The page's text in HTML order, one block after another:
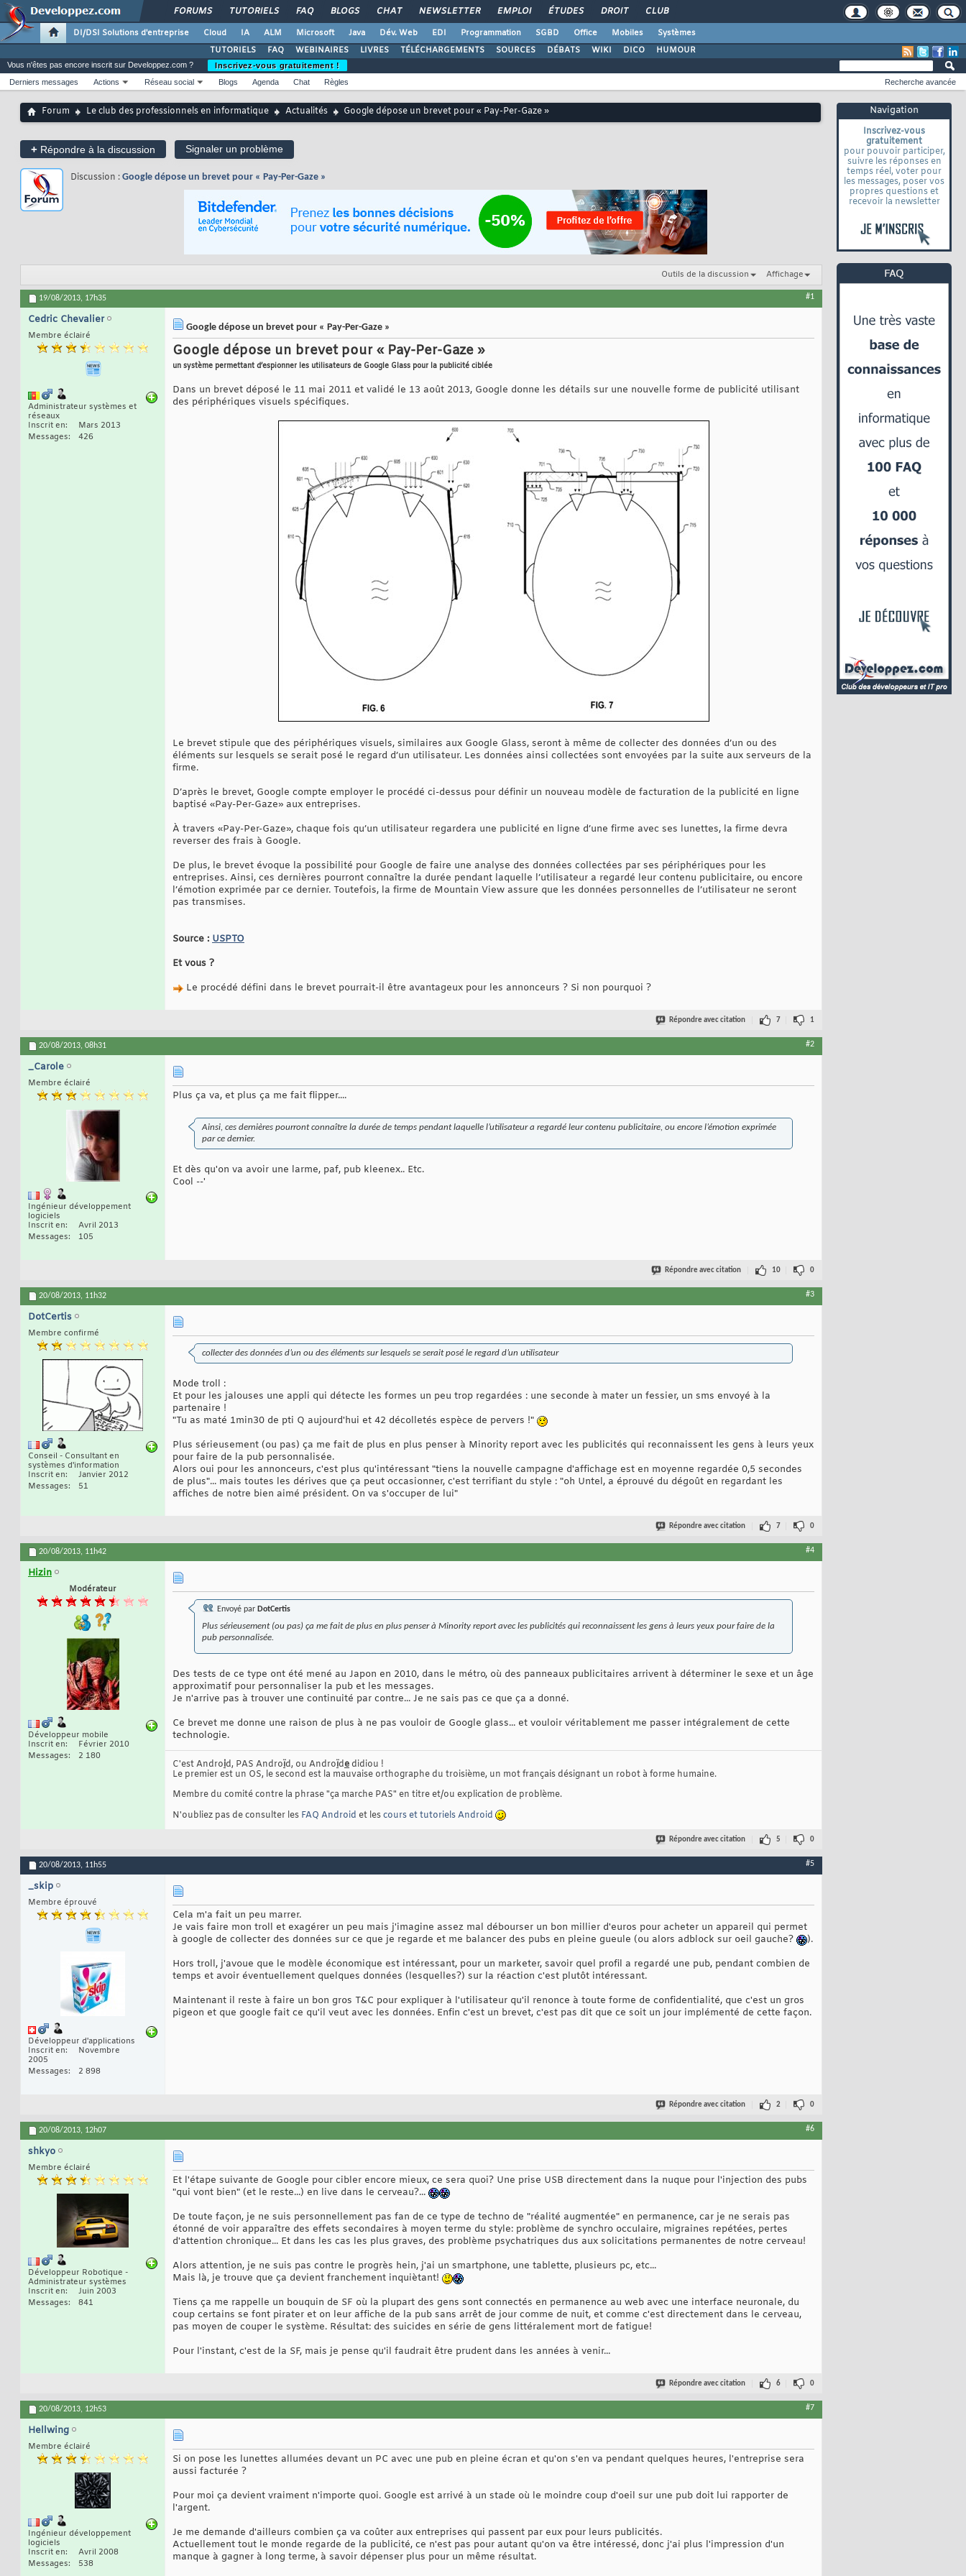
FORUMS TUTORIELS FAQ BLOGS CHAT NEWSLETTER EMPLOI ÉTUDES DROIT CLUB
DI/DSI Solutions d'entreprise Cloud IA ALM Microsoft Java Dév. Web EDI Programmation SGBD Office Mobiles
Systèmes
TUTORIELS
FAQ WEBINAIRES LIVRES TÉLÉCHARGEMENTS SOURCES DÉBATS WIKI DICO HUMOUR
Navigation
Inscrivez-vous
gratuitement
pour pouvoir participer,
suivre les réponses en
temps réel, voter pour
les messages, poser vos
propres questions et
recevoir la newsletter
Vous n'êtes pas encore inscrit sur Developpez.com ?
Inscrivez-vous gratuitement !
Derniers messages
Actions Réseau social Blogs Agenda Chat Règles Recherche avancée
Forum Le club des professionnels en informatique Actualités Google dépose un brevet pour « Pay-Per-Gaze »
+ Répondre à la discussion Signaler un problème
Discussion : Google dépose un brevet pour « Pay-Per-Gaze »
Outils de la discussion Affichage
19/08/2013, 17h35 #1
Cedric Chevalier
Membre éclairé
Administrateur systèmes et
réseaux
Inscrit en
Mars 2013
Messages
426
Google dépose un brevet pour « Pay-Per-Gaze »
Google dépose un brevet pour « Pay-Per-Gaze »
un système permettant d’espionner les utilisateurs de Google Glass pour la publicité ciblée
Dans un brevet déposé le 11 mai 2011 et validé le 13 août 2013, Google donne les détails sur une nouvelle forme de publicité utilisant
des périphériques visuels spécifiques.
Le brevet stipule que des périphériques visuels, similaires aux Google Glass, seront à même de collecter des données d’un ou des
éléments sur lesquels se serait posé le regard d’un utilisateur. Les données ainsi collectées sont envoyées par la suite aux serveurs de la
firme.
D’après le brevet, Google compte employer le procédé ci-dessus pour définir un nouveau modèle de facturation de la publicité en ligne
baptisé «Pay-Per-Gaze» aux entreprises.
À travers «Pay-Per-Gaze», chaque fois qu’un utilisateur regardera une publicité en ligne d’une firme avec ses lunettes, la firme devra
reverser des frais à Google.
De plus, le brevet évoque la possibilité pour Google de faire une analyse des données collectées par ses périphériques pour les
entreprises. Ainsi, ces dernières pourront connaître la durée pendant laquelle l’utilisateur a regardé leur contenu publicitaire, ou encore
l’émotion exprimée par ce dernier. Toutefois, la firme de Mountain View assure que les données personnelles de l’utilisateur ne seront
pas transmises.
Source : USPTO
Et vous ?
Le procédé défini dans le brevet pourrait-il être avantageux pour les annonceurs ? Si non pourquoi ?
Répondre avec citation 7 1
20/08/2013, 08h31 #2
_Carole
Membre éclairé
Ingénieur développement
logiciels
Inscrit en
Avril 2013
Messages
105
Plus ça va, et plus ça me fait flipper....
Ainsi, ces dernières pourront connaître la durée de temps pendant laquelle l’utilisateur a regardé leur contenu publicitaire, ou encore l’émotion exprimée
par ce dernier.
Et dès qu'on va avoir une larme, paf, pub kleenex.. Etc.
Cool --'
Répondre avec citation 10 0
20/08/2013, 11h32 #3
DotCertis
Membre confirmé
Conseil - Consultant en
systèmes d'information
Inscrit en
Janvier 2012
Messages
51
collecter des données d’un ou des éléments sur lesquels se serait posé le regard d’un utilisateur
Mode troll :
Et pour les jalouses une appli qui détecte les formes un peu trop regardées : une seconde à mater un fessier, un sms envoyé à la
partenaire !
"Tu as maté 1min30 de pti Q aujourd'hui et 42 décolletés espèce de pervers !"
Plus sérieusement (ou pas) ça me fait de plus en plus penser à Minority report avec les publicités qui reconnaissent les gens à leurs yeux
pour faire de la pub personnalisée.
Alors oui pour les annonceurs, c'est plus qu'intéressant "tiens la nouvelle campagne d'affichage est en moyenne regardée 0,5 secondes
de plus"... mais toutes les dérives que ça peut occasionner, c'est terrifiant du style : "oh Untel, a éprouvé du dégoût en regardant les
affiches de notre bien aimé président. On va s'occuper de lui"
Répondre avec citation 7 0
20/08/2013, 11h42 #4
Hizin
Modérateur
Développeur mobile
Inscrit en
Février 2010
Messages
2 180
Envoyé par DotCertis
Plus sérieusement (ou pas) ça me fait de plus en plus penser à Minority report avec les publicités qui reconnaissent les gens à leurs yeux pour faire de la
pub personnalisée.
Des tests de ce type ont été mené au Japon en 2010, dans le métro, où des panneaux publicitaires arrivent à déterminer le sexe et un âge
approximatif pour personnaliser la pub et les messages.
Je n'arrive pas à trouver une continuité par contre... Je ne sais pas ce que ça a donné.
Ce brevet me donne une raison de plus à ne pas vouloir de Google glass... et vouloir véritablement me passer intégralement de cette
technologie.
C'est Android, PAS Androïd, ou Androïde didiou !
Le premier est un OS, le second est la mauvaise orthographe du troisième, un mot français désignant un robot à forme humaine.
Membre du comité contre la phrase "ça marche PAS" en titre et/ou explication de problème.
N'oubliez pas de consulter les FAQ Android et lescours et tutoriels Android
Répondre avec citation 5 0
20/08/2013, 11h55 #5
_skip
Membre éprouvé
Développeur d'applications
Inscrit en
Novembre
2005
Messages
2 898
Cela m'a fait un peu marrer.
Je vais faire mon troll et exagérer un peu mais j'imagine assez mal débourser un bon millier d'euros pour acheter un appareil qui permet
à google de collecter des données sur ce que je regarde et me balancer des pubs en pleine gueule (ou alors adblock sur oeil gauche?
).
Hors troll, j'avoue que le modèle économique est intéressant, pour un marketer, savoir quel profil a regardé une pub, pendant combien de
temps et avoir éventuellement quelques données (lesquelles?) sur la réaction c'est plutôt intéressant.
Maintenant il reste à faire un bon gros T&C pour expliquer à l'utilisateur qu'il renonce à toute forme de confidentialité, que c'est un gros
pigeon et que google fait ce qu'il veut avec les données. Enfin c'est un brevet, c'est pas dit que ce soit un jour implémenté de cette façon.
Répondre avec citation 2 0
20/08/2013, 12h07 #6
shkyo
Membre éclairé
Développeur Robotique -
Administrateur systèmes
Inscrit en
Juin 2003
Messages
841
Et l'étape suivante de Google pour cibler encore mieux, ce sera quoi? Une prise USB directement dans la nuque pour l'injection des pubs
"qui vont bien" (et le reste...) en live dans le cerveau?...
De toute façon, je ne suis personnellement pas fan de ce type de techno de "réalité augmentée" en permanence, car je ne serais pas
étonné de voir apparaître des effets secondaires à moyen terme du style: problème de synchro occulaire, migraines repétées, pertes
d'attention chronique... Et dans les cas les plus graves, des problème psychatriques dus aux solicitations permanentes de notre cerveau!
Alors attention, je ne suis pas contre le progrès hein, j'ai un smartphone, une tablette, plusieurs pc, etc...
Mais là, je trouve que ça devient franchement inquiètant!
Tiens ça me rappelle un bouquin de SF où la plupart des gens sont connectés en permanence au web avec une interface neuronale, du
coup certains se font pirater et on leur affiche de la pub sans arrêt de jour comme de nuit, et comme c'est directement dans le cerveau,
pas moyen de couper le système. Résultat: des suicides en série de gens littéralement mort de fatigue!
Pour l'instant, c'est de la SF, mais je pense qu'il faudrait être prudent dans les années à venir...
Répondre avec citation 6 0
20/08/2013, 12h53 #7
Hellwing
Membre éclairé
Ingénieur développement
logiciels
Inscrit en
Avril 2008
Messages
538
Si on pose les lunettes allumées devant un PC avec une pub en pleine écran et qu'on s'en va pendant quelques heures, l'entreprise sera
aussi facturée ?
Pour moi ça devient vraiment n'importe quoi. Google est arrivé à un stade où le moindre coup d'oeil sur une pub doit lui rapporter de
l'argent.
Je me demande d'ailleurs combien ça va coûter aux entreprises qui passent par eux pour leurs publicités.
Actuellement tout le monde regarde de la publicité, ce n'est pas pour autant qu'on va être intéressé, donc j'ai plus l'impression d'un
manque à gagner à long terme, à savoir dépenser plus pour un même résultat.